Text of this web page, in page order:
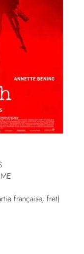
française, fret)